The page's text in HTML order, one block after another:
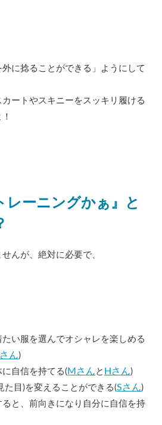
に捻ることができる」ようにして
ートやスキニーをスッキリ履ける
レーニングかぁ』と
んが、絶対に必要で、
たい服を選んでオシャレを楽しめる
ん)
に自信を持てる(Mさん と Hさん)
た目)を変えることができる(Sさん)
ると、前向きになり自分に自信を持